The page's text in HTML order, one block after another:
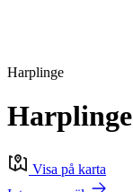
Harplinge
Visa på karta